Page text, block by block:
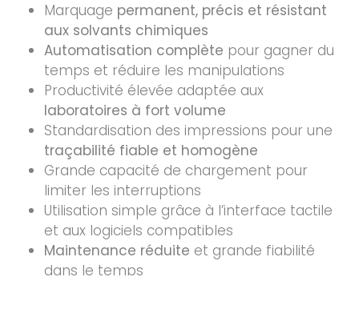
Marquage permanent, précis et résistant
aux solvants chimiques
Automatisation complète pour gagner du
temps et réduire les manipulations
Productivité élevée adaptée aux
laboratoires à fort volume
Standardisation des impressions pour une
traçabilité fiable et homogène
Grande capacité de chargement pour
limiter les interruptions
Utilisation simple grâce à l’interface tactile
et aux logiciels compatibles
Maintenance réduite et grande fiabilité
dans le temps